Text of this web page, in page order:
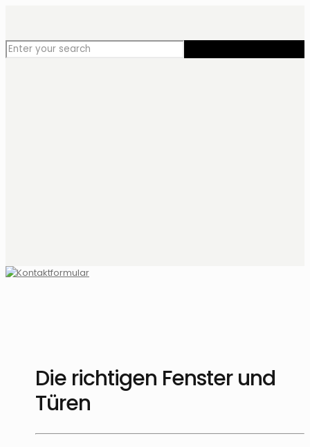
Die richtigen Fenster und
Türen